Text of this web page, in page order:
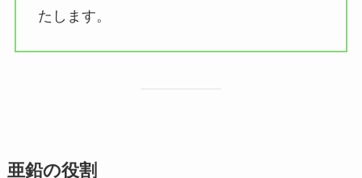
たします。
亜鉛の役割